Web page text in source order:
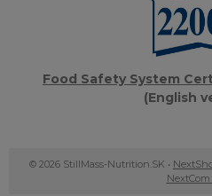
Food Safety System
(English
© 2026 StillMass-Nutrition.SK •
NextCom